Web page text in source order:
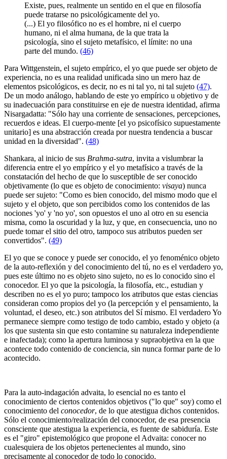
Existe, pues, realmente un sentido en el que en filosofía
puede tratarse no psicológicamente del yo.
(...) El yo filosófico no es el hombre, ni el cuerpo
humano, ni el alma humana, de la que trata la
psicología, sino el sujeto metafísico, el límite: no una
parte del mundo. (46)
Para Wittgenstein, el sujeto empírico, el yo que puede ser objeto de
experiencia, no es una realidad unificada sino un mero haz de
elementos psicológicos, es decir, no es ni tal yo, ni tal sujeto (47).
De un modo análogo, hablando de este yo empírico u objetivo y de
su inadecuación para constituirse en eje de nuestra identidad, afirma
Nisargadatta: "Sólo hay una corriente de sensaciones, percepciones,
recuerdos e ideas. El cuerpo-mente [el yo psicofísico supuestamente
unitario] es una abstracción creada por nuestra tendencia a buscar
unidad en la diversidad". (48)
Shankara, al inicio de sus Brahma-sutra, invita a vislumbrar la
diferencia entre el yo empírico y el yo metafísico a través de la
constatación del hecho de que lo susceptible de ser conocido
objetivamente (lo que es objeto de conocimiento: visaya) nunca
puede ser sujeto: "Como es bien conocido, del mismo modo que el
sujeto y el objeto, que son percibidos como los contenidos de las
nociones 'yo' y 'no yo', son opuestos el uno al otro en su esencia
misma, como la oscuridad y la luz, y que, en consecuencia, uno no
puede tomar el sitio del otro, tampoco sus atributos pueden ser
convertidos". (49)
El yo que se conoce y puede ser conocido, el yo fenoménico objeto
de la auto-reflexión y del conocimiento del tú, no es el verdadero yo,
pues este último no es objeto sino sujeto, no es lo conocido sino el
conocedor. El yo que la psicología, la filosofía, etc., estudian y
describen no es el yo puro; tampoco los atributos que estas ciencias
consideran como propios del yo (la percepción y el pensamiento, la
voluntad, el deseo, etc.) son atributos del Sí mismo. El verdadero Yo
permanece siempre como testigo de todo cambio, estado y objeto (a
los que sustenta sin que esto contamine su naturaleza independiente
e inafectada); como la apertura luminosa y supraobjetiva en la que
acontece todo contenido de conciencia, sin nunca formar parte de lo
acontecido.
Para la auto-indagación advaita, lo esencial no es tanto el
conocimiento de ciertos contenidos objetivos ("lo que" soy) como el
conocimiento del conocedor, de lo que atestigua dichos contenidos.
Sólo el conocimiento/realización del conocedor, de esa presencia
consciente que atestigua la experiencia, es fuente de sabiduría. Este
es el "giro" epistemológico que propone el Advaita: conocer no
cualesquiera de los objetos pertenecientes al mundo, sino
precisamente al conocedor de todo lo conocido.